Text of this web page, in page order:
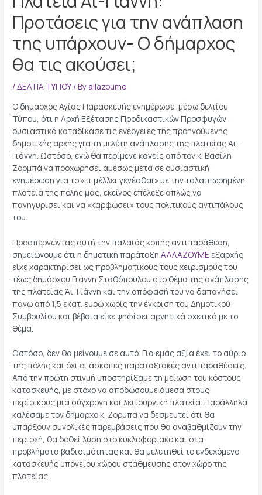
Προτάσεις για την ανάπλαση
της υπάρχουν- Ο δήμαρχος
θα τις ακούσει;
/ΔΕΛΤΙΑ ΤΥΠΟΥ / By allazoume
Ο δήμαρχος Αγίας Παρασκευής ενημέρωσε, μέσω δελτίου
Τύπου, ότι η Αρχή Εξέτασης Προδικαστικών Προσφυγών
ουσιαστικά καταδίκασε τις ενέργειες της προηγούμενης
δημοτικής αρχής για τη μελέτη ανάπλασης της πλατείας Άι-
Γιάννη. Ωστόσο, ενώ θα περίμενε κανείς από τον κ. Βασίλη
Ζορμπά να προχωρήσει αμέσως μετά σε ουσιαστική
ενημέρωση για το «τι μέλλει γενέσθαι» με την ταλαιπωρημένη
πλατεία της πόλης μας, εκείνος επέλεξε απλώς να
πανηγυρίσει και να «καρφώσει» τους πολιτικούς αντιπάλους
του.
Προσπερνώντας αυτή την παλαιάς κοπής αντιπαράθεση,
σημειώνουμε ότι η δημοτική παράταξηΑΛΛΑΖΟΥΜΕ εξαρχής
είχε χαρακτηρίσει ως προβληματικούς τους χειρισμούς του
τέως δημάρχου Γιάννη Σταθόπουλου στο θέμα της ανάπλασης
της πλατείας Άι-Γιάννη και την απόφασή του να δαπανήσει
πάνω από 1,5 εκατ. ευρώ χωρίς την έγκριση του Δημοτικού
Συμβουλίου και βέβαια είχε ψηφίσει αρνητικά σχετικά με το
θέμα.
Ωστόσο, δεν θα μείνουμε σε αυτό. Για εμάς αξία έχει το αύριο
της πόλης και όχι οι άσκοπες παραταξιακές αντιπαραθέσεις.
Από την πρώτη στιγμή υποστηρίξαμε τη μείωση του κόστους
κατασκευής, με στόχο να αποδώσουμε άμεσα στους
περίοικους μια σύγχρονη και λειτουργική πλατεία. Παράλληλα
καλέσαμε τον δήμαρχο κ. Ζορμπά να δεσμευτεί ότι θα
υπάρξουν συνολικές παρεμβάσεις που θα αναβαθμίζουν την
περιοχή, θα δοθεί λύση στο κυκλοφοριακό και στα
προβλήματα βαδισιμότητας και θα μελετηθεί το ενδεχόμενο
κατασκευής υπόγειου χώρου στάθμευσης στον χώρο της
πλατείας.